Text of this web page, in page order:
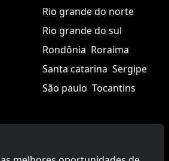
Rio grande do norte
Rio grande do sul
Rondônia Roraima
Santa catarina Sergipe
São paulo Tocantins